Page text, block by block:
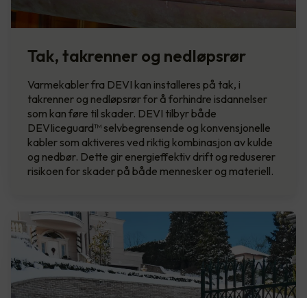
Tak, takrenner og nedløpsrør
Varmekabler fra DEVI kan installeres på tak, i
takrenner og nedløpsrør for å forhindre isdannelser
som kan føre til skader. DEVI tilbyr både
DEVIiceguard™ selvbegrensende og konvensjonelle
kabler som aktiveres ved riktig kombinasjon av kulde
og nedbør. Dette gir energieffektiv drift og reduserer
risikoen for skader på både mennesker og materiell.